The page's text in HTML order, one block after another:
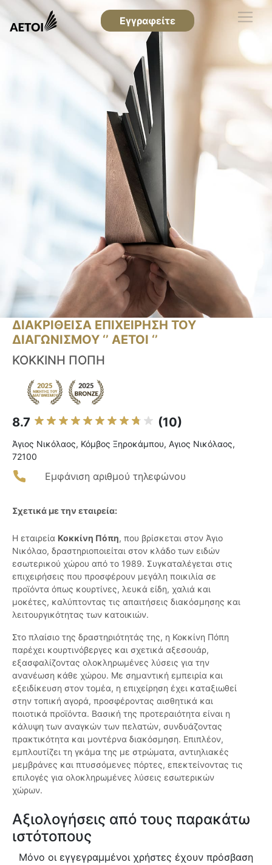
Εγγραφείτε
ΔΙΑΚΡΙΘΕΙΣΑ ΕΠΙΧΕΙΡΗΣΗ ΤΟΥ
ΔΙΑΓΩΝΙΣΜΟΥ ‘’ ΑΕΤΟΙ ‘’
ΚΟΚΚΙΝΗ ΠΟΠΗ
8.7 (10)
Άγιος Νικόλαος, Κόμβος Ξηροκάμπου, Αγιος Νικόλαος,
72100
Εμφάνιση αριθμού τηλεφώνου
Σχετικά με την εταιρεία:
Η εταιρεία Κοκκίνη Πόπη, που βρίσκεται στον Άγιο
Νικόλαο, δραστηριοποιείται στον κλάδο των ειδών
εσωτερικού χώρου από το 1989. Συγκαταλέγεται στις
επιχειρήσεις που προσφέρουν μεγάλη ποικιλία σε
προϊόντα όπως κουρτίνες, λευκά είδη, χαλιά και
μοκέτες, καλύπτοντας τις απαιτήσεις διακόσμησης και
λειτουργικότητας των κατοικιών.
Στο πλαίσιο της δραστηριότητάς της, η Κοκκίνη Πόπη
παρέχει κουρτινόβεργες και σχετικά αξεσουάρ,
εξασφαλίζοντας ολοκληρωμένες λύσεις για την
ανανέωση κάθε χώρου. Με σημαντική εμπειρία και
εξειδίκευση στον τομέα, η επιχείρηση έχει καταξιωθεί
στην τοπική αγορά, προσφέροντας αισθητικά και
ποιοτικά προϊόντα. Βασική της προτεραιότητα είναι η
κάλυψη των αναγκών των πελατών, συνδυάζοντας
πρακτικότητα και μοντέρνα διακόσμηση. Επιπλέον,
εμπλουτίζει τη γκάμα της με στρώματα, αντιηλιακές
μεμβράνες και πτυσσόμενες πόρτες, επεκτείνοντας τις
επιλογές για ολοκληρωμένες λύσεις εσωτερικών
χώρων.
Αξιολογήσεις από τους παρακάτω
ιστότοπους
Μόνο οι εγγεγραμμένοι χρήστες έχουν πρόσβαση